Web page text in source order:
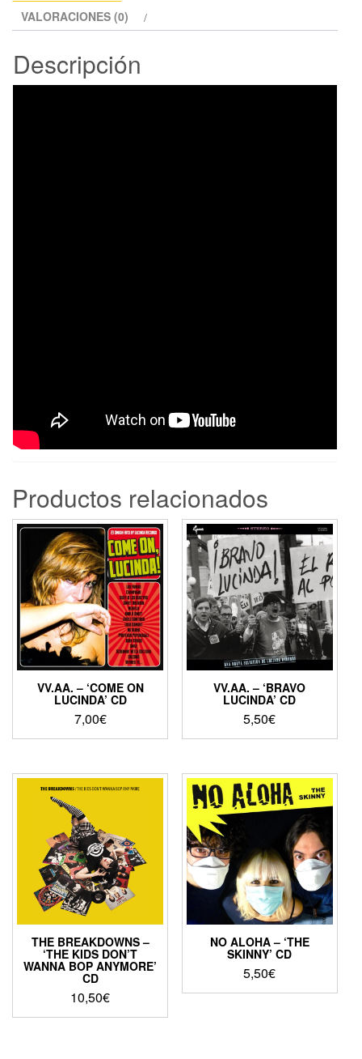
VALORACIONES (0)
Descripción
Productos relacionados
VV.AA. – ‘COME ON
LUCINDA’ CD
7,00€
VV.AA. – ‘BRAVO
LUCINDA’ CD
5,50€
THE BREAKDOWNS –
‘THE KIDS DON’T
WANNA BOP ANYMORE’
CD
10,50€
NO ALOHA – ‘THE
SKINNY’ CD
5,50€